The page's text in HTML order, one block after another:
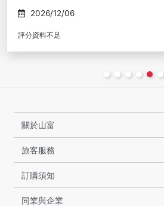
起 2026/12/03
評分資料不足
關於山富
旅客服務
訂購須知
同業與企業